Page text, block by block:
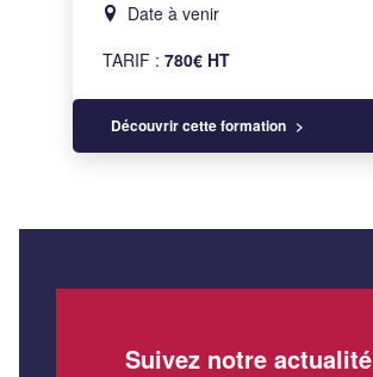
Date à venir
TARIF :780€ HT
Découvrir cette formation
Suivez notre actualité